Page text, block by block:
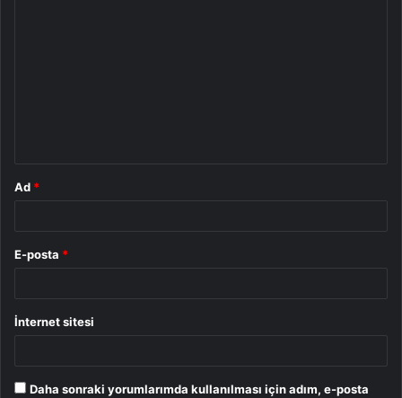
Ad *
E-posta *
İnternet sitesi
Daha sonraki yorumlarımda kullanılması için adım, e-posta